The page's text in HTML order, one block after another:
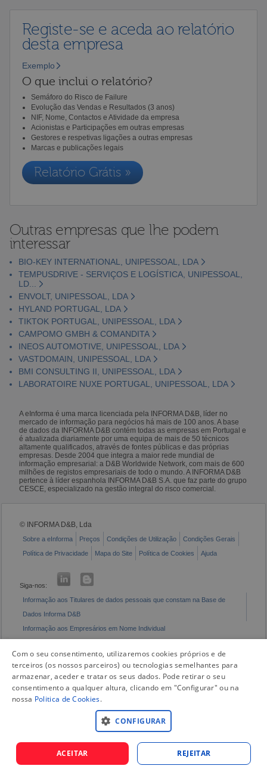
Registe-se e aceda ao relatório
desta empresa
Exemplo
O que inclui o relatório?
Semáforo do Risco de Failure
Evolução das Vendas e Resultados (3 anos)
NIF, Nome, Contactos e Atividade da empresa
Acionistas e Participações em outras empresas
Gestores e respetivas ligações a outras empresas
Marcas e publicações legais
Relatório Grátis »
Outras empresas que lhe podem
interessar
BIO-KEY INTERNATIONAL, UNIPESSOAL, LDA
TEMPUSDRIVE - SERVIÇOS E LOGÍSTICA, UNIPESSOAL,
LD...
ENVOLT, UNIPESSOAL, LDA
HYLAND PORTUGAL, LDA
TIKTOK PORTUGAL, UNIPESSOAL, LDA
CAMPOMO GMBH & COMANDITA
INEOS AUTOMOTIVE, UNIPESSOAL, LDA
VASTDOMAIN, UNIPESSOAL, LDA
BMI CONSULTING II, UNIPESSOAL, LDA
LABORATOIRE NUXE PORTUGAL, UNIPESSOAL, LDA
A eInforma é uma marca licenciada pela INFORMA D&B, líder no
mercado de informação para negócios há mais de 100 anos. A base
de dados da INFORMA D&B contém todas as empresas em Portugal e
é atualizada diariamente por uma equipa de mais de 50 técnicos
altamente qualificados, através de fontes públicas e das próprias
empresas. Desde 2004 que integra a maior rede mundial de
informação empresarial: a D&B Worldwide Network, com mais de 600
milhões de registos empresariais de todo o mundo. A INFORMA D&B
pertence à líder espanhola INFORMA D&B S.A. que faz parte do grupo
CESCE, especializado na gestão integral do risco comercial.
© INFORMA D&B, Lda
Sobre a eInforma Preços Condições de Utilização
Condições Gerais
Política de Privacidade
Mapa do Site Política de Cookies Ajuda
Siga-nos:
Informação aos Titulares de dados pessoais que constam na Base de
Dados Informa D&B
Informação aos Empresários em Nome Individual
Com o seu consentimento, utilizaremos cookies próprios e de
terceiros (os nossos parceiros) ou tecnologias semelhantes para
armazenar, aceder e tratar os seus dados. Pode retirar o seu
consentimento a qualquer altura, clicando em "Configurar" ou na
nossa Politica de Cookies.
CONFIGURAR
ACEITAR REJEITAR